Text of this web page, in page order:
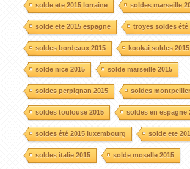
solde ete 2015 lorraine soldes marseille
solde ete 2015 espagne troyes soldes été
soldes bordeaux 2015 kookai soldes 2015
solde nice 2015 solde marseille 2015
soldes perpignan 2015 soldes
soldes toulouse 2015 soldes en espagne
soldes été 2015 luxembourg solde ete
soldes italie 2015 solde moselle 2015